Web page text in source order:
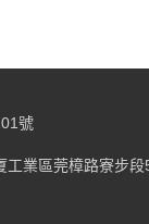
號
工業區莞樟路寮步段